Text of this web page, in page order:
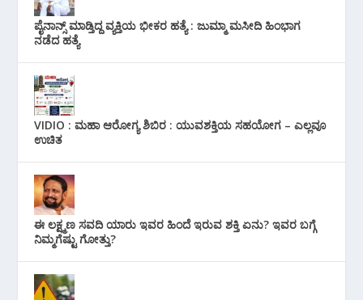
ಪೈನಾನ್ಸ್ ಮಾಡ್ತಿದ್ದ ವ್ಯಕ್ತಿಯ ಭೀಕರ‌ ಹತ್ಯೆ : ಜುಮ್ಮಾ ಮಸೀದಿ ಹಿಂಭಾಗ
ನಡೆದ ಹತ್ಯೆ
VIDIO : ಮಹಾ ಆರೋಗ್ಯ ಶಿಬಿರ : ಯುವಶಕ್ತಿಯ ಸಹಯೋಗ – ಎಲ್ಲವೂ
ಉಚಿತ
ಈ ಲಕ್ಷ್ಮಣ ಸವದಿ ಯಾರು ಇವರ ಹಿಂದೆ ಇರುವ ಶಕ್ತಿ ಏನು? ಇವರ ಬಗ್ಗೆ
ನಿಮ್ಮಗೆಷ್ಟು ಗೋತ್ತು?